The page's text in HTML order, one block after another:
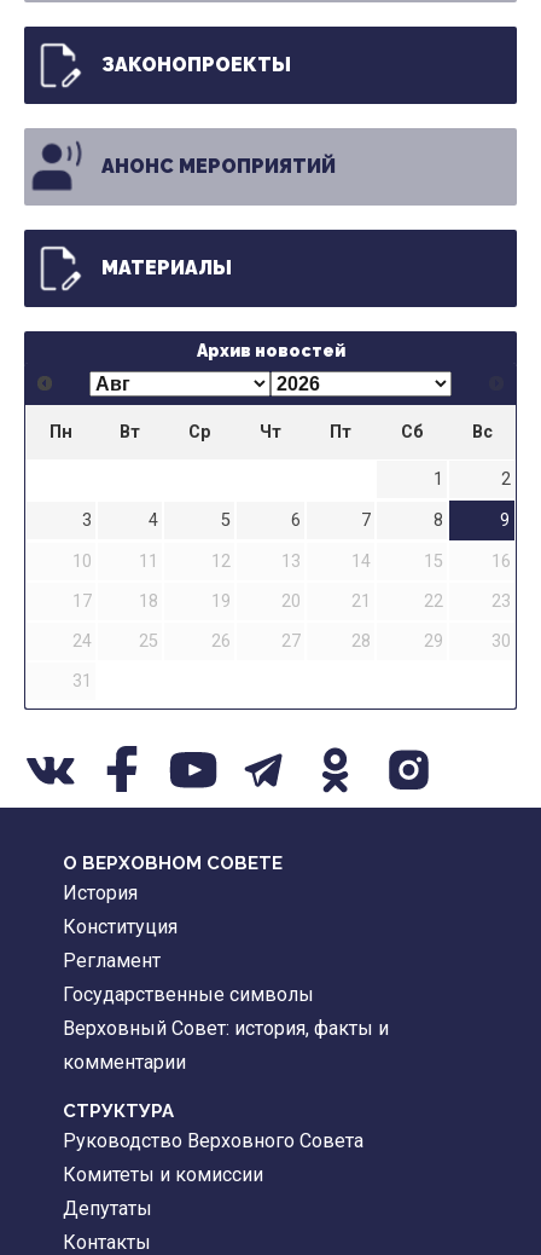
ЗАКОНОПРОЕКТЫ
АНОНС МЕРОПРИЯТИЙ
МАТЕРИАЛЫ
Архив новостей
Пн Вт Ср Чт Пт Сб Вс
1
2
3
4 5 6 7 8
9
10
11 12 13 14 15
16
17
18 19 20 21 22
23
24
25 26 27 28 29
30
31
О ВЕРХОВНОМ СОВЕТЕ
История
Конституция
Регламент
Государственные символы
Верховный Совет: история, факты и
комментарии
CТРУКТУРА
Руководство Верховного Совета
Комитеты и комиссии
Депутаты
Контакты